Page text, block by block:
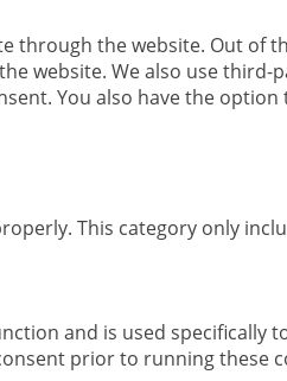
through the website. Out of
website. We also use
You also have the
This category only
and is used
prior to running these